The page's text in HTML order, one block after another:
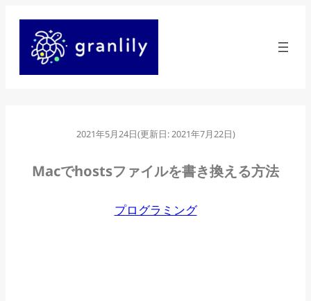
2021年5月24日(更新日:2021年7月22日)
Macでhostsファイルを書き換える方法
プログラミング